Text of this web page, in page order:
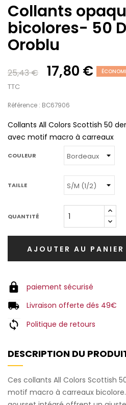
Collants
bicolores- 50
Oroblu
25,43 € 17,80 €
TTC
Référence : BC67906
Collants All Colors Scottish 50
avec motif macro à carreaux
COULEUR
TAILLE
QUANTITÉ
AJOUTER AU PANIER
paiement sécurisé
Livraison offerte dés 49€
Politique de retours
DESCRIPTION DU
Ces collants All Colors Scottish
motif macro à carreaux